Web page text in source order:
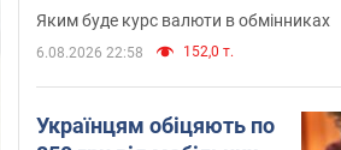
Яким буде курс валюти в обмінниках
6.08.2026 22:58 152,0 т.
Українцям обіцяють по